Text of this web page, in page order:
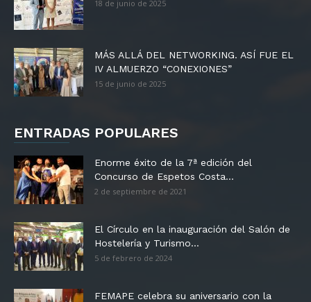
18 de junio de 2025
MÁS ALLÁ DEL NETWORKING. ASÍ FUE EL
IV ALMUERZO “CONEXIONES”
15 de junio de 2025
ENTRADAS POPULARES
Enorme éxito de la 7ª edición del
Concurso de Espetos Costa...
2 de septiembre de 2021
El Círculo en la inauguración del Salón de
Hostelería y Turismo...
5 de febrero de 2024
FEMAPE celebra su aniversario con la